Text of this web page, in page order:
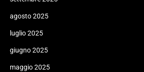
agosto 2025
luglio 2025
giugno 2025
maggio 2025